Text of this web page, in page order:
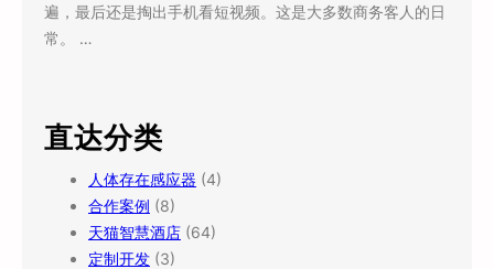
遍，最后还是掏出手机看短视频。这是大多数商务客人的日
常。 …
直达分类
人体存在感应器 (4)
合作案例 (8)
天猫智慧酒店 (64)
定制开发 (3)